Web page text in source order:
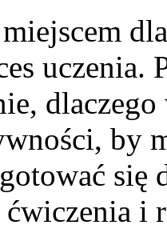
uczenia.
by
się
i